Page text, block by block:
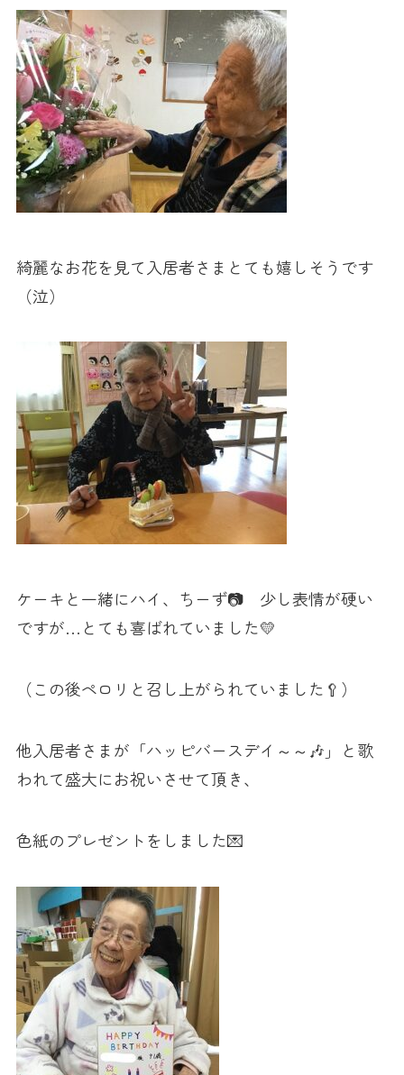
綺麗なお花を見て入居者さまとても嬉しそうです
（泣）
ケーキと一緒にハイ、ちーず📷 少し表情が硬い
ですが…とても喜ばれていました💛
（この後ペロリと召し上がられていました🥄）
他入居者さまが「ハッピバースデイ～～🎶」と歌
われて盛大にお祝いさせて頂き、
色紙のプレゼントをしました💌